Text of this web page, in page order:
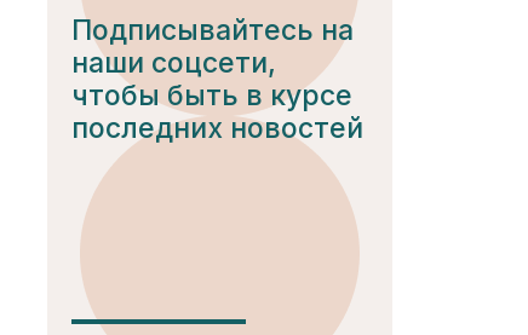
Подписывайтесь на
наши соцсети,
чтобы быть в курсе
последних новостей